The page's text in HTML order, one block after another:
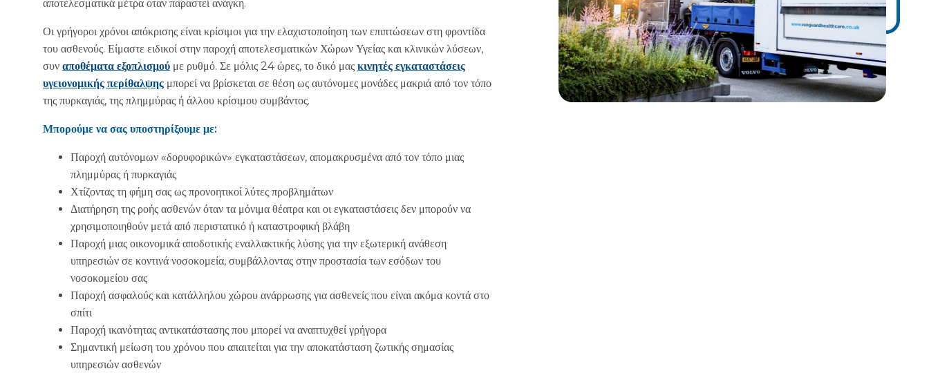
αποτελεσματικά μέτρα όταν παραστεί ανάγκη.
Οι γρήγοροι χρόνοι απόκρισης είναι κρίσιμοι για την ελαχιστοποίηση των επιπτώσεων στη φροντίδα
του ασθενούς. Είμαστε ειδικοί στην παροχή αποτελεσματικών Χώρων Υγείας και κλινικών λύσεων,
συν αποθέματα εξοπλισμού με ρυθμό. Σε μόλις 24 ώρες, το δικό μας κινητές εγκαταστάσεις
υγειονομικής περίθαλψης μπορεί να βρίσκεται σε θέση ως αυτόνομες μονάδες μακριά από τον τόπο
της πυρκαγιάς, της πλημμύρας ή άλλου κρίσιμου συμβάντος.
Μπορούμε να σας υποστηρίξουμε με:
Παροχή αυτόνομων «δορυφορικών» εγκαταστάσεων, απομακρυσμένα από τον τόπο μιας
πλημμύρας ή πυρκαγιάς
Χτίζοντας τη φήμη σας ως προνοητικοί λύτες προβλημάτων
Διατήρηση της ροής ασθενών όταν τα μόνιμα θέατρα και οι εγκαταστάσεις δεν μπορούν να
χρησιμοποιηθούν μετά από περιστατικό ή καταστροφική βλάβη
Παροχή μιας οικονομικά αποδοτικής εναλλακτικής λύσης για την εξωτερική ανάθεση
υπηρεσιών σε κοντινά νοσοκομεία, συμβάλλοντας στην προστασία των εσόδων του
νοσοκομείου σας
Παροχή ασφαλούς και κατάλληλου χώρου ανάρρωσης για ασθενείς που είναι ακόμα κοντά στο
σπίτι
Παροχή ικανότητας αντικατάστασης που μπορεί να αναπτυχθεί γρήγορα
Σημαντική μείωση του χρόνου που απαιτείται για την αποκατάσταση ζωτικής σημασίας
υπηρεσιών ασθενών